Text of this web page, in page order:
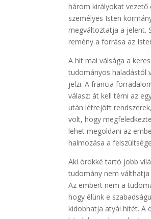
három királyokat
személyes Isten
megváltoztatja a jelent.
remény a forrása az
A hit mai válsága a
tudományos haladástól
jelzi. A francia
válasz: át kell térni az
után létrejött
volt, hogy
lehet megoldani az
halmozása a
Aki örökké tartó jobb
tudomány nem
Az embert nem a
hogy élünk e
kidobhatja atyái hitét. A